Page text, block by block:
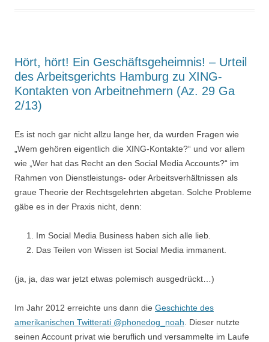
Hört, hört! Ein Geschäftsgeheimnis! – Urteil
des Arbeitsgerichts Hamburg zu XING-
Kontakten von Arbeitnehmern (Az. 29 Ga
2/13)
Es ist noch gar nicht allzu lange her, da wurden Fragen wie
„Wem gehören eigentlich die XING-Kontakte?“ und vor allem
wie „Wer hat das Recht an den Social Media Accounts?“ im
Rahmen von Dienstleistungs- oder Arbeitsverhältnissen als
graue Theorie der Rechtsgelehrten abgetan. Solche Probleme
gäbe es in der Praxis nicht, denn:
Im Social Media Business haben sich alle lieb.
Das Teilen von Wissen ist Social Media immanent.
(ja, ja, das war jetzt etwas polemisch ausgedrückt…)
Im Jahr 2012 erreichte uns dann die Geschichte des
amerikanischen Twitterati @phonedog_noah . Dieser nutzte
seinen Account privat wie beruflich und versammelte im Laufe